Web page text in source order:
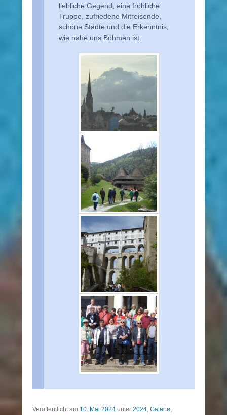
liebliche Gegend, eine fröhliche
Truppe, zufriedene Mitreisende,
schöne Städte und die Erkenntnis,
wie nahe uns Böhmen ist.
Veröffentlicht am 10. Mai 2024 unter 2024 Galerie